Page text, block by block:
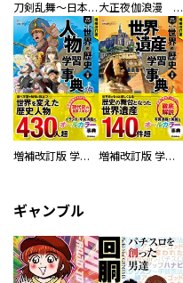
刀剣乱舞～日本号つれづれ酒～ 大正夜伽浪漫 －金曜日の花嫁—
増補改訂版 学研まんが NEW世界の歴史 別巻 人物学習事典 増補改訂版 学研まんが NEW世界の歴史 別巻 世界遺産学習事典
ギャンブル